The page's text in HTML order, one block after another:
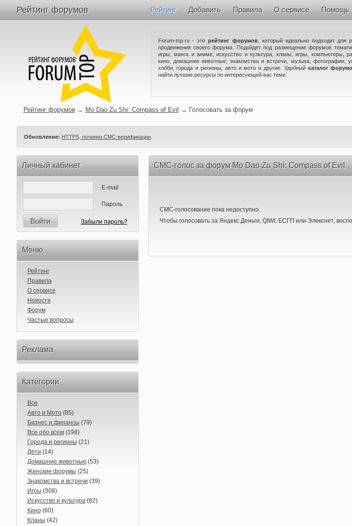
Рейтинг форумов Рейтинг Добавить Правила О сервисе Помощь
Forum-top.ru - эторейтинг форумов , который идеально подходит для
продвижения своего форума. Подойдет под размещение форумов
игры, манга и аниме, искусство и культура, кланы, игры, компьютеры,
кино, домашние животные, знакомства и встречи, музыка, фотографии,
хобби, города и регионы, авто и мото и другие. Удобный каталог
найти лучшие ресурсы по интересующей вас теме.
Рейтинг форумов → Mo Dao Zu Shi: Compass of Evil → Голосовать за форум
Обновление: HTTPS, починка СМС-верификации.
Личный кабинет
E-mail
Пароль
Войти Забыли пароль?
Меню
Рейтинг
Правила
О сервисе
Новости
Форум
Частые вопросы
Реклама
Категории
Все
Авто и Мото(85)
Бизнес и финансы (79)
Все обо всем(198)
Города и регионы (21)
Дети (14)
Домашние животные (53)
Женские форумы (25)
Знакомства и встречи (39)
Игры (308)
Искусство и культура(82)
Кино(60)
Кланы (42)
СМС-голос за форум Mo Dao Zu Shi: Compass of Evil
СМС-голосование пока недоступно.
Чтобы голосовать за Яндекс.Деньги, QIWI, ЕСГП или Элекснет,